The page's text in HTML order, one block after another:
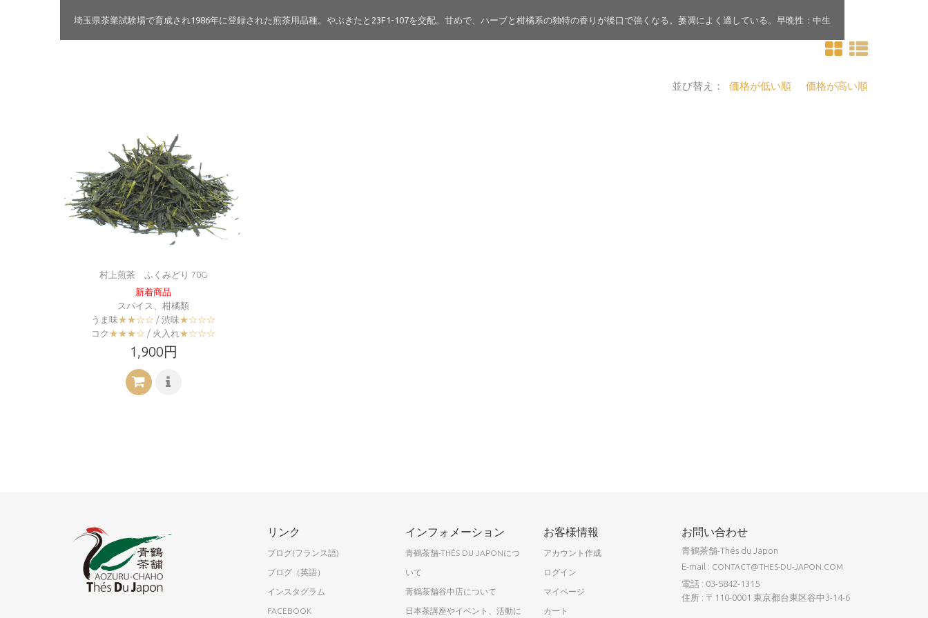
埼玉県茶業試験場で育成され1986年に登録された煎茶用品種。やぶきたと23F1-107を交配。甘めで、ハーブと柑橘系の独特の香りが後口で強くなる。萎凋によく適している。早晩性：中生
価格が低い順 価格が高い順
並び替え：
村上煎茶 ふくみどり 70G
新着商品
スパイス、柑橘類
うま味★★☆☆ / 渋味★☆☆☆
コク ★★★☆ / 火入れ ★☆☆☆
1,900円
リンク
ブログ(フランス語)
ブログ（英語）
インスタグラム
FACEBOOK
インフォメーション
青鶴茶舗-THÉS DU JAPONにつ
いて
青鶴茶舗谷中店について
日本茶講座やイベント、活動に
お客様情報
アカウント作成
ログイン
マイページ
カート
お問い合わせ
青鶴茶舗-Thés du Japon
E-mail : CONTACT@THES-DU-JAPON.COM
電話 : 03-5842-1315
住所 : 〒110-0001 東京都台東区谷中3-14-6